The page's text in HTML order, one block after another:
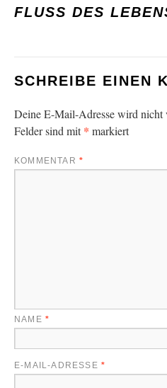
FLUSS DES
SCHREIBE EINEN
Deine E-Mail-Adresse wird nicht
Felder sind mit* markiert
KOMMENTAR *
NAME *
E-MAIL-ADRESSE *